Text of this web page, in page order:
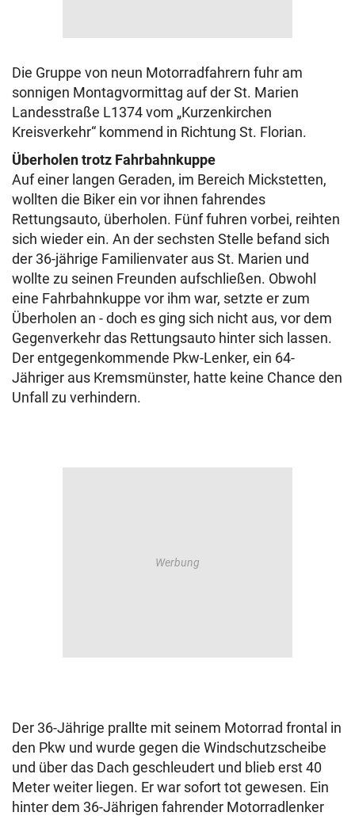
Die Gruppe von neun Motorradfahrern fuhr am
sonnigen Montagvormittag auf der St. Marien
Landesstraße L1374 vom „Kurzenkirchen
Kreisverkehr“ kommend in Richtung St. Florian.
Überholen trotz Fahrbahnkuppe
Auf einer langen Geraden, im Bereich Mickstetten,
wollten die Biker ein vor ihnen fahrendes
Rettungsauto, überholen. Fünf fuhren vorbei, reihten
sich wieder ein. An der sechsten Stelle befand sich
der 36-jährige Familienvater aus St. Marien und
wollte zu seinen Freunden aufschließen. Obwohl
eine Fahrbahnkuppe vor ihm war, setzte er zum
Überholen an - doch es ging sich nicht aus, vor dem
Gegenverkehr das Rettungsauto hinter sich lassen.
Der entgegenkommende Pkw-Lenker, ein 64-
Jähriger aus Kremsmünster, hatte keine Chance den
Unfall zu verhindern.
Der 36-Jährige prallte mit seinem Motorrad frontal in
den Pkw und wurde gegen die Windschutzscheibe
und über das Dach geschleudert und blieb erst 40
Meter weiter liegen. Er war sofort tot gewesen. Ein
hinter dem 36-Jährigen fahrender Motorradlenker